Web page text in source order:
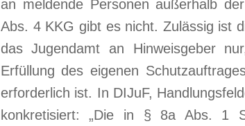
an meldende Personen außerhalb
Abs. 4 KKG gibt es nicht. Zulässig ist
das Jugendamt an Hinweisgeber
Erfüllung des eigenen
erforderlich ist. In DIJuF,
konkretisiert: „Die in § 8a Abs. 1